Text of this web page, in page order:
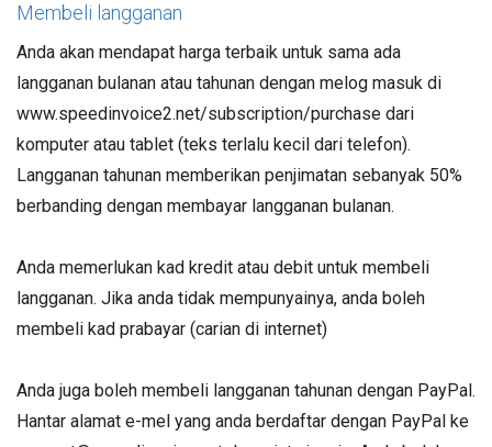
Membeli langganan
Anda akan mendapat harga terbaik untuk sama ada
langganan bulanan atau tahunan dengan melog masuk di
www.speedinvoice2.net/subscription/purchase dari
komputer atau tablet (teks terlalu kecil dari telefon).
Langganan tahunan memberikan penjimatan sebanyak 50%
berbanding dengan membayar langganan bulanan.
Anda memerlukan kad kredit atau debit untuk membeli
langganan. Jika anda tidak mempunyainya, anda boleh
membeli kad prabayar (carian di internet)
Anda juga boleh membeli langganan tahunan dengan PayPal.
Hantar alamat e-mel yang anda berdaftar dengan PayPal ke